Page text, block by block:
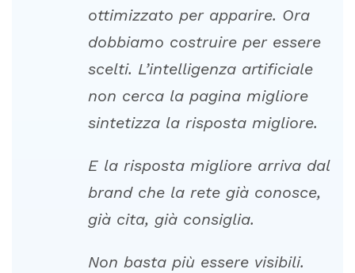
ottimizzato per apparire. Ora
dobbiamo costruire per essere
scelti. L’intelligenza artificiale
non cerca la pagina migliore
sintetizza la risposta migliore.
E la risposta migliore arriva dal
brand che la rete già conosce,
già cita, già consiglia.
Non basta più essere visibili.